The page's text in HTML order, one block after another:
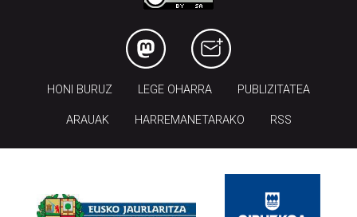
HONI BURUZ LEGE OHARRA PUBLIZITATEA
ARAUAK HARREMANETARAKO RSS